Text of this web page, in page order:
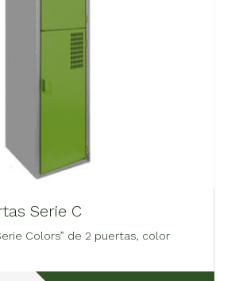
producto
Serie C
Colors” de 2 puertas, color